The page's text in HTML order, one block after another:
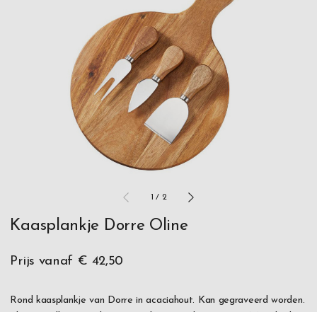
HUWELIJKSGESCHENK 2026
1 / 2
Kaasplankje Dorre Oline
Prijs vanaf € 42,50
Rond kaasplankje van Dorre in acaciahout. Kan gegraveerd worden.